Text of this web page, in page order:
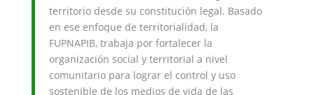
territorio desde su constitución legal. Basado
en ese enfoque de territorialidad, la
FUPNAPIB, trabaja por fortalecer la
organización social y territorial a nivel
comunitario para lograr el control y uso
sostenible de los medios de vida de las